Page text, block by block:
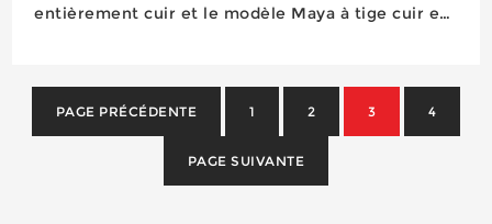
entièrement cuir et le modèle Maya à tige cuir et
remplacé par une pièce de couleu...
PAGE PRÉCÉDENTE 1 2 3 4
PAGE SUIVANTE